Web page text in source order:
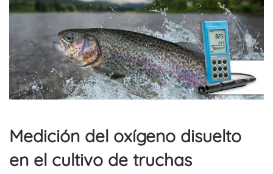
Medición del oxígeno disuelto
en el cultivo de truchas